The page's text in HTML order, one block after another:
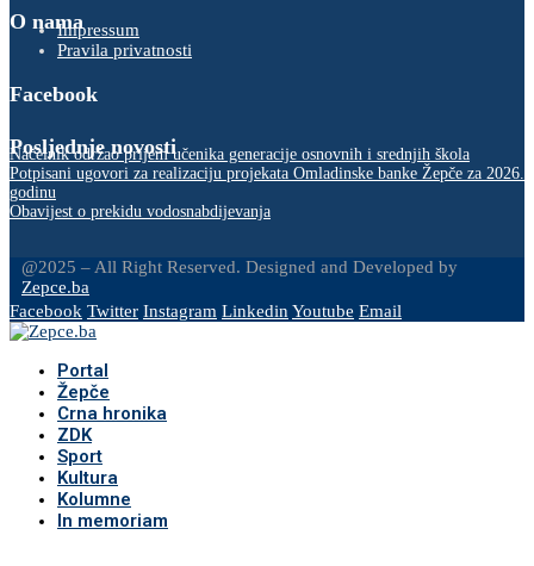
O namaImpressum
Pravila privatnosti
Facebook
Posljednje novosti
Načelnik održao prijem učenika generacije osnovnih i srednjih škola
Potpisani ugovori za realizaciju projekata Omladinske banke Žepče za 2026.
godinu
Obavijest o prekidu vodosnabdijevanja
@2025 – All Right Reserved. Designed and Developed by
Zepce.ba
Facebook Twitter Instagram Linkedin Youtube Email
Portal
Žepče
Crna hronika
ZDK
Sport
Kultura
Kolumne
In memoriam